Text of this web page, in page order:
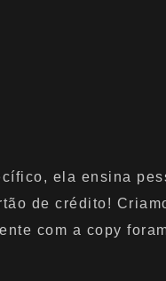
ela ensina
de crédito!
com a copy